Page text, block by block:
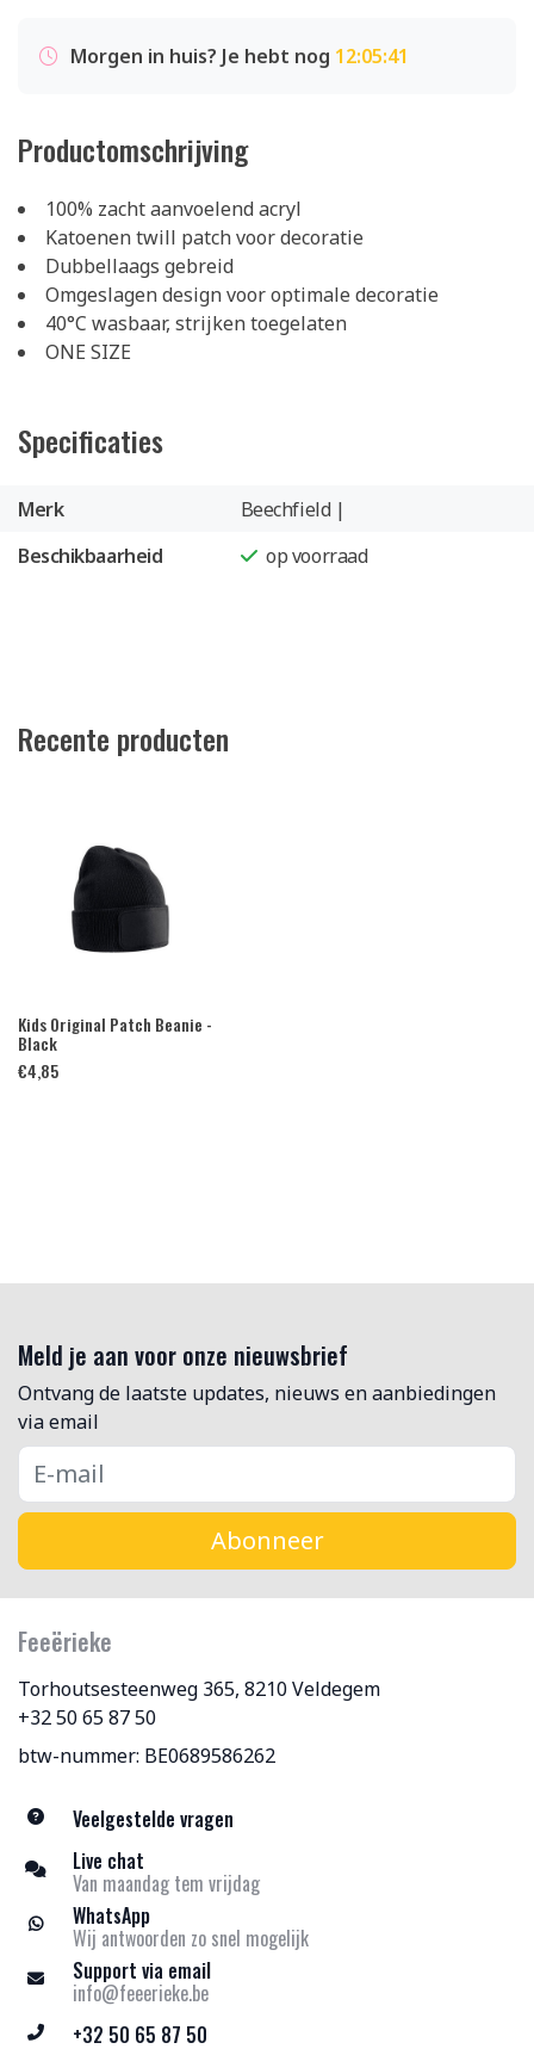
Morgen in huis? Je hebt nog 12:05:41
Productomschrijving
100% zacht aanvoelend acryl
Katoenen twill patch voor decoratie
Dubbellaags gebreid
Omgeslagen design voor optimale decoratie
40°C wasbaar, strijken toegelaten
ONE SIZE
Specificaties
Merk
Beechfield |
Beschikbaarheid
op voorraad
Recente producten
Kids Original Patch Beanie -
Black
€4,85
Meld je aan voor onze nieuwsbrief
Ontvang de laatste updates, nieuws en aanbiedingen
via email
Abonneer
Feeërieke
Torhoutsesteenweg 365, 8210 Veldegem
+32 50 65 87 50
btw-nummer: BE0689586262
Veelgestelde vragen
Live chat
Van maandag tem vrijdag
WhatsApp
Wij antwoorden zo snel mogelijk
Support via email
info@feeerieke.be
+32 50 65 87 50